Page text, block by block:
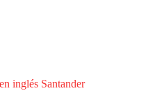
inglés Santander